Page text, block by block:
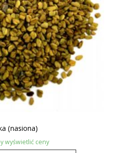
(nasiona)
wyświetlić ceny